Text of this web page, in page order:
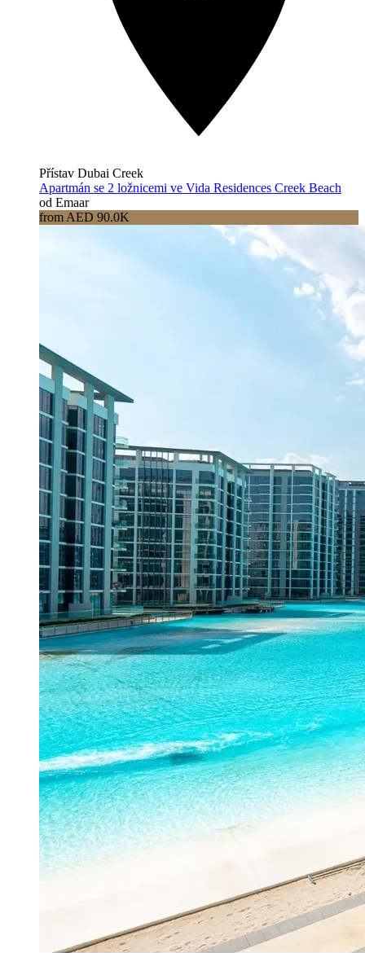
Přístav Dubai Creek
Apartmán se 2 ložnicemi ve Vida Residences Creek Beach
od Emaar
from AED 90.0K